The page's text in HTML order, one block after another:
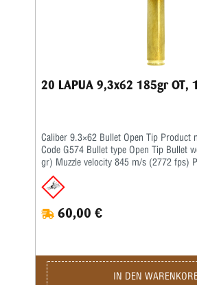
20 LAPUA 9,3x62 185gr OT,
Caliber 9.3×62 Bullet Open Tip Product no. 4319012 Bullet
Code G574 Bullet type Open Tip Bullet weight 12.0 g (185
gr) Muzzle velocity 845 m/s (2772 fps) Purpose Hunting,
60,00 €
IN DEN